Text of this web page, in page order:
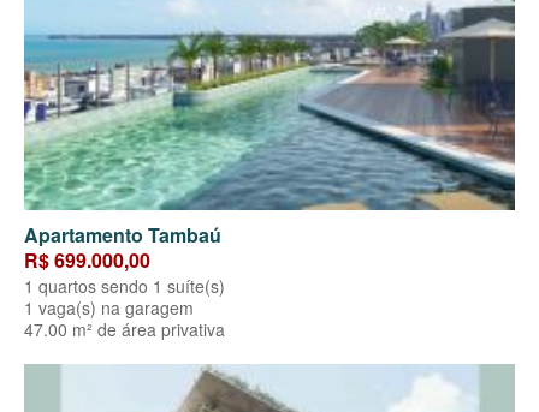
Apartamento Tambaú
R$ 699.000,00
1 quartos sendo 1 suíte(s)
1 vaga(s) na garagem
47.00 m² de área privativa